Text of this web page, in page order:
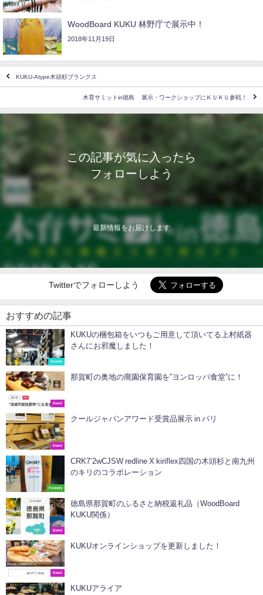
WoodBoard KUKU 林野庁で展示中！
2018年11月19日
KUKU-Atype木頭杉ブランクス
木育サミットin徳島 展示・ワークショップにＫＵＫＵ参戦！
この記事が気に入ったら
フォローしよう
最新情報をお届けします
Twitterでフォローしよう
おすすめの記事
Goods
KUKUの梱包箱をいつもご用意して頂いてる上村紙器
さんにお邪魔しました！
Event
那賀町の奥地の廃園保育園を”ヨンロッパ食堂”に！
Event
クールジャパンアワード受賞品展示 in パリ
Forestry
CRK7’2wCJSW redline X kiriflex四国の木頭杉と南九州
のキリのコラボレーション
Event
徳島県那賀町のふるさと納税返礼品（WoodBoard
KUKU関係）
Event
KUKUオンラインショップを更新しました！
KUKUアライア